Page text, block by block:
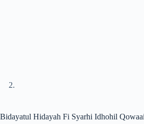
Bidayatul Hidayah Fi Syarhi Idhohil